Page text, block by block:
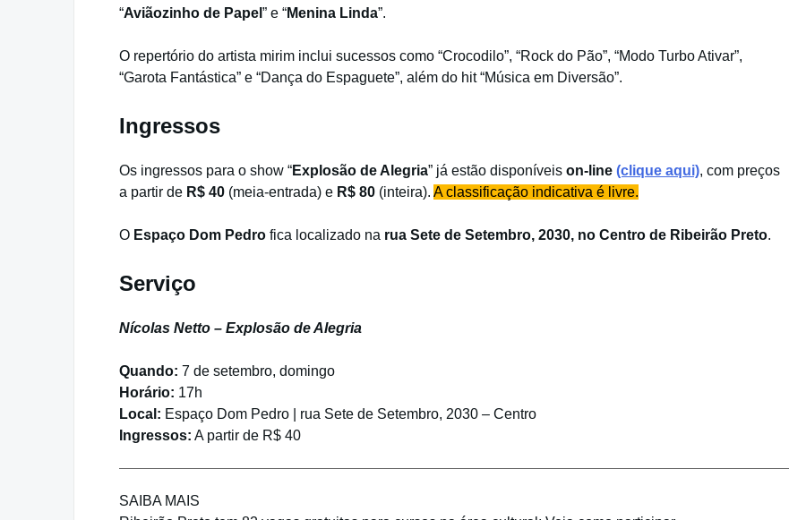
“Aviãozinho de Papel ” e “Menina Linda”.
O repertório do artista mirim inclui sucessos como “Crocodilo”, “Rock do Pão”, “Modo Turbo Ativar”,
“Garota Fantástica” e “Dança do Espaguete”, além do hit “Música em Diversão”.
Ingressos
Os ingressos para o show “Explosão de Alegria” já estão disponíveis on-line (clique aqui), com preços
a partir de R$ 40 (meia-entrada) e R$ 80 (inteira). A classificação indicativa é livre.
O Espaço Dom Pedro fica localizado na rua Sete de Setembro, 2030, no Centro de Ribeirão Preto.
Serviço
Nícolas Netto – Explosão de Alegria
Quando: 7 de setembro, domingo
Horário: 17h
Local: Espaço Dom Pedro | rua Sete de Setembro, 2030 – Centro
Ingressos: A partir de R$ 40
SAIBA MAIS